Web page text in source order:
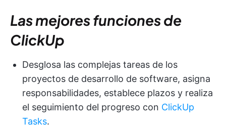
Las mejores funciones de
ClickUp
Desglosa las complejas tareas de los
proyectos de desarrollo de software, asigna
responsabilidades, establece plazos y realiza
el seguimiento del progreso con ClickUp
Tasks.